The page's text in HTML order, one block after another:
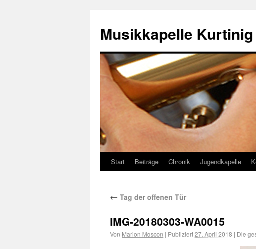
Musikkapelle
Start Beiträge Chronik Jugendkapelle
← Tag der offenen Tür
IMG-20180303-WA0015
Von Marion Moscon | Publiziert27. April 2018 | Die